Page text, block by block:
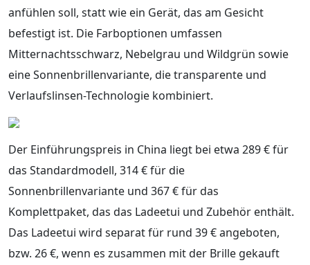
anfühlen soll, statt wie ein Gerät, das am Gesicht
befestigt ist. Die Farboptionen umfassen
Mitternachtsschwarz, Nebelgrau und Wildgrün sowie
eine Sonnenbrillenvariante, die transparente und
Verlaufslinsen-Technologie kombiniert.
Der Einführungspreis in China liegt bei etwa 289 € für
das Standardmodell, 314 € für die
Sonnenbrillenvariante und 367 € für das
Komplettpaket, das das Ladeetui und Zubehör enthält.
Das Ladeetui wird separat für rund 39 € angeboten,
bzw. 26 €, wenn es zusammen mit der Brille gekauft